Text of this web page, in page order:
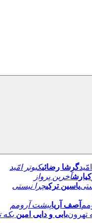
گرشا رضائیکبوتر امّید
کیارشآخرین پرواز
یاسین ترکیچرا نیستی
آصف آریاپیشت آرومم
بابی و دایی امین یکه